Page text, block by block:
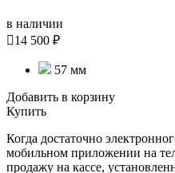
в наличии
14 500 ₽
57 мм
Добавить в корзину
Купить
Когда достаточно
мобильном приложении на
продажу на кассе,